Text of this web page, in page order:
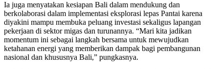
Ia juga menyatakan kesiapan Bali dalam mendukung dan
berkolaborasi dalam implementasi eksplorasi lepas Pantai karena
diyakini mampu membuka peluang investasi sekaligus lapangan
pekerjaan di sektor migas dan turunannya. “Mari kita jadikan
momentum ini sebagai langkah bersama untuk mewujudkan
ketahanan energi yang memberikan dampak bagi pembangunan
nasional dan khususnya Bali,” pungkasnya.